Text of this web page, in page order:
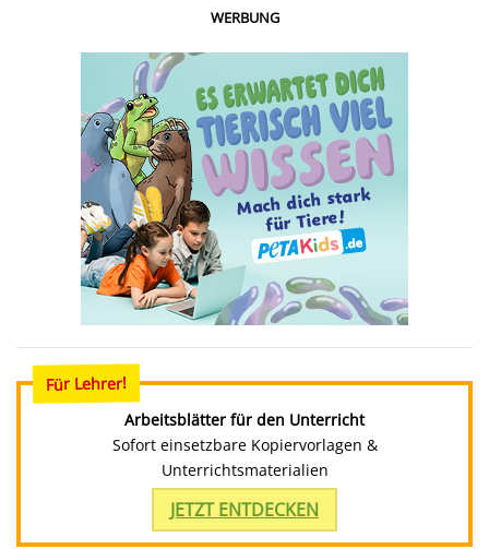
WERBUNG
Für Lehrer!
Arbeitsblätter für den Unterricht
Sofort einsetzbare Kopiervorlagen &
Unterrichtsmaterialien
JETZT ENTDECKEN